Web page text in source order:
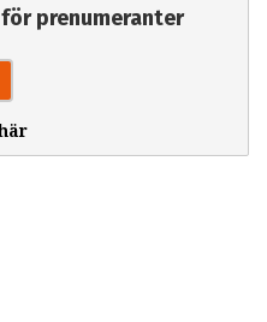
prenumeranter